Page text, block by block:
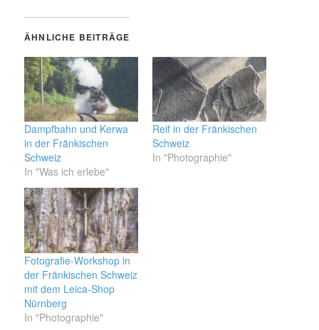
ÄHNLICHE BEITRÄGE
Dampfbahn und Kerwa
in der Fränkischen
Schweiz
In "Was ich erlebe"
Reif in der Fränkischen
Schweiz
In "Photographie"
Fotografie-Workshop in
der Fränkischen Schweiz
mit dem Leica-Shop
Nürnberg
In "Photographie"